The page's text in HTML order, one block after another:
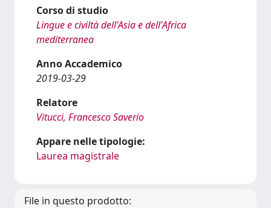
Corso di studio
Lingue e civiltà dell'Asia e dell'Africa
mediterranea
Anno Accademico
2019-03-29
Relatore
Vitucci, Francesco Saverio
Appare nelle tipologie:
Laurea magistrale
File in questo prodotto: